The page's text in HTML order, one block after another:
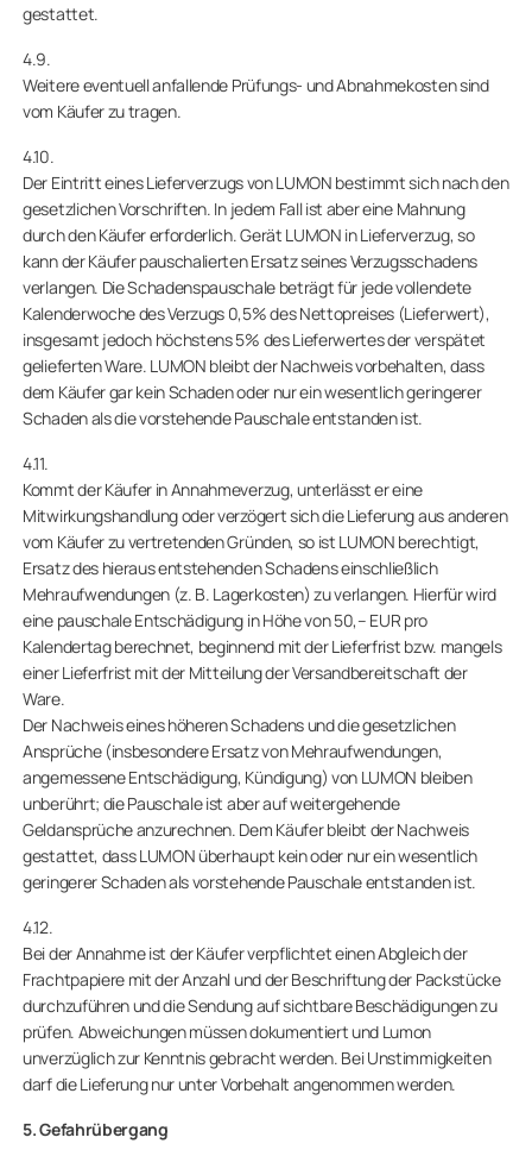
gestattet.
4.9.
Weitere eventuell anfallende Prüfungs- und Abnahmekosten sind
vom Käufer zu tragen.
4.10.
Der Eintritt eines Lieferverzugs von LUMON bestimmt sich nach den
gesetzlichen Vorschriften. In jedem Fall ist aber eine Mahnung
durch den Käufer erforderlich. Gerät LUMON in Lieferverzug, so
kann der Käufer pauschalierten Ersatz seines Verzugsschadens
verlangen. Die Schadenspauschale beträgt für jede vollendete
Kalenderwoche des Verzugs 0,5% des Nettopreises (Lieferwert),
insgesamt jedoch höchstens 5% des Lieferwertes der verspätet
gelieferten Ware. LUMON bleibt der Nachweis vorbehalten, dass
dem Käufer gar kein Schaden oder nur ein wesentlich geringerer
Schaden als die vorstehende Pauschale entstanden ist.
4.11.
Kommt der Käufer in Annahmeverzug, unterlässt er eine
Mitwirkungshandlung oder verzögert sich die Lieferung aus anderen
vom Käufer zu vertretenden Gründen, so ist LUMON berechtigt,
Ersatz des hieraus entstehenden Schadens einschließlich
Mehraufwendungen (z. B. Lagerkosten) zu verlangen. Hierfür wird
eine pauschale Entschädigung in Höhe von 50,– EUR pro
Kalendertag berechnet, beginnend mit der Lieferfrist bzw. mangels
einer Lieferfrist mit der Mitteilung der Versandbereitschaft der
Ware.
Der Nachweis eines höheren Schadens und die gesetzlichen
Ansprüche (insbesondere Ersatz von Mehraufwendungen,
angemessene Entschädigung, Kündigung) von LUMON bleiben
unberührt; die Pauschale ist aber auf weitergehende
Geldansprüche anzurechnen. Dem Käufer bleibt der Nachweis
gestattet, dass LUMON überhaupt kein oder nur ein wesentlich
geringerer Schaden als vorstehende Pauschale entstanden ist.
4.12.
Bei der Annahme ist der Käufer verpflichtet einen Abgleich der
Frachtpapiere mit der Anzahl und der Beschriftung der Packstücke
durchzuführen und die Sendung auf sichtbare Beschädigungen zu
prüfen. Abweichungen müssen dokumentiert und Lumon
unverzüglich zur Kenntnis gebracht werden. Bei Unstimmigkeiten
darf die Lieferung nur unter Vorbehalt angenommen werden.
5. Gefahrübergang